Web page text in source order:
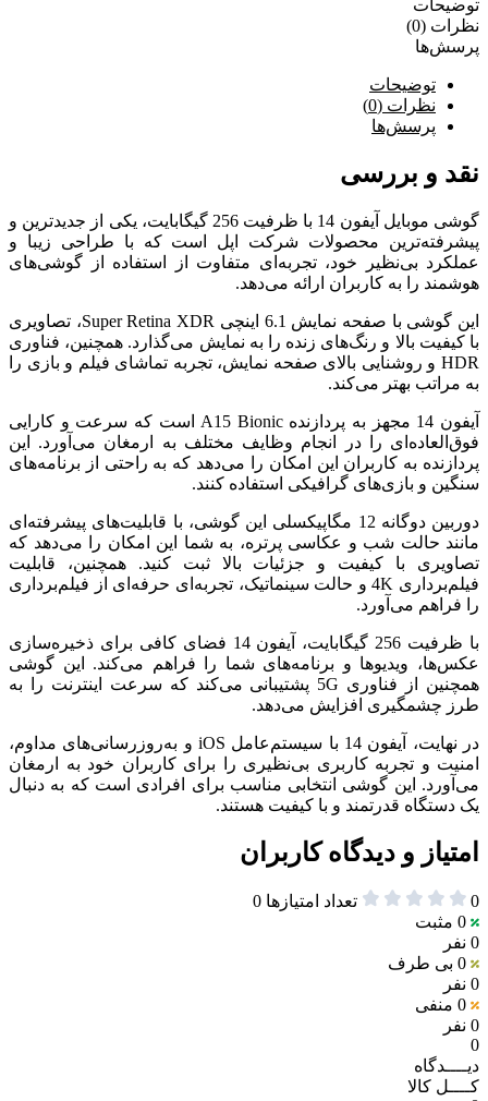
توضیحات
نظرات (0)
پرسش‌ها
توضیحات
نظرات (0)
پرسش‌ها
نقد و بررسی
گوشی موبایل آیفون 14 با ظرفیت 256 گیگابایت، یکی از جدیدترین و
پیشرفته‌ترین محصولات شرکت اپل است که با طراحی زیبا و
عملکرد بی‌نظیر خود، تجربه‌ای متفاوت از استفاده از گوشی‌های
هوشمند را به کاربران ارائه می‌دهد.
این گوشی با صفحه نمایش 6.1 اینچی Super Retina XDR، تصاویری
با کیفیت بالا و رنگ‌های زنده را به نمایش می‌گذارد. همچنین، فناوری
HDR و روشنایی بالای صفحه نمایش، تجربه تماشای فیلم و بازی را
به مراتب بهتر می‌کند.
آیفون 14 مجهز به پردازنده A15 Bionic است که سرعت و کارایی
فوق‌العاده‌ای را در انجام وظایف مختلف به ارمغان می‌آورد. این
پردازنده به کاربران این امکان را می‌دهد که به راحتی از برنامه‌های
سنگین و بازی‌های گرافیکی استفاده کنند.
دوربین دوگانه 12 مگاپیکسلی این گوشی، با قابلیت‌های پیشرفته‌ای
مانند حالت شب و عکاسی پرتره، به شما این امکان را می‌دهد که
تصاویری با کیفیت و جزئیات بالا ثبت کنید. همچنین، قابلیت
فیلم‌برداری 4K و حالت سینماتیک، تجربه‌ای حرفه‌ای از فیلم‌برداری
را فراهم می‌آورد.
با ظرفیت 256 گیگابایت، آیفون 14 فضای کافی برای ذخیره‌سازی
عکس‌ها، ویدیوها و برنامه‌های شما را فراهم می‌کند. این گوشی
همچنین از فناوری 5G پشتیبانی می‌کند که سرعت اینترنت را به
طرز چشمگیری افزایش می‌دهد.
در نهایت، آیفون 14 با سیستم‌عامل iOS و به‌روزرسانی‌های مداوم،
امنیت و تجربه کاربری بی‌نظیری را برای کاربران خود به ارمغان
می‌آورد. این گوشی انتخابی مناسب برای افرادی است که به دنبال
یک دستگاه قدرتمند و با کیفیت هستند.
امتیاز و دیدگاه کاربران
0 تعداد امتیازها 0
0 مثبت
0 نفر
0 بی طرف
0 نفر
0 منفی
0 نفر
0
دیــــدگاه
کــــل کالا